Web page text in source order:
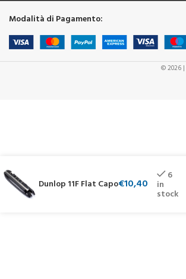
Modalità di Pagamento:
© 2026 |
Dunlop 11F Flat Capo€10,40
6
in
stock